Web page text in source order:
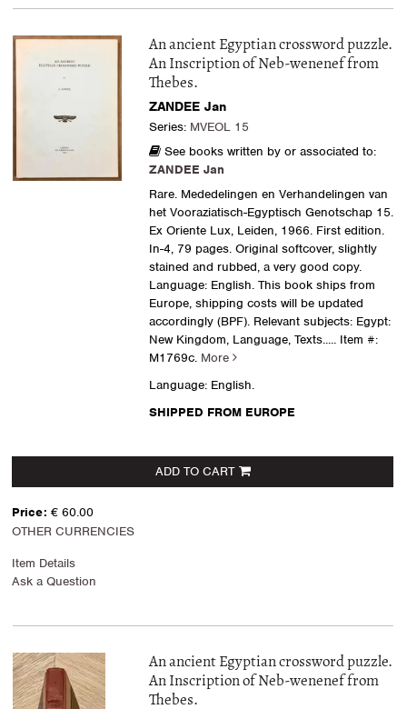
An ancient Egyptian crossword puzzle.
An Inscription of Neb-wenenef from
Thebes.
ZANDEE Jan
Series: MVEOL 15
See books written by or associated to:
ZANDEE Jan
Rare. Mededelingen en Verhandelingen van
het Vooraziatisch-Egyptisch Genotschap 15.
Ex Oriente Lux, Leiden, 1966. First edition.
In-4, 79 pages. Original softcover, slightly
stained and rubbed, a very good copy.
Language: English. This book ships from
Europe, shipping costs will be updated
accordingly (BPF). Relevant subjects: Egypt:
New Kingdom, Language, Texts..... Item #:
M1769c. More
Language: English.
SHIPPED FROM EUROPE
ADD TO CART
Price: € 60.00
OTHER CURRENCIES
Item Details
Ask a Question
An ancient Egyptian crossword puzzle.
An Inscription of Neb-wenenef from
Thebes.